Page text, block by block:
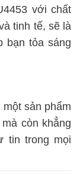
với chất
tinh tế, sẽ là
bạn tỏa sáng
sản phẩm
còn khẳng
tin trong mọi